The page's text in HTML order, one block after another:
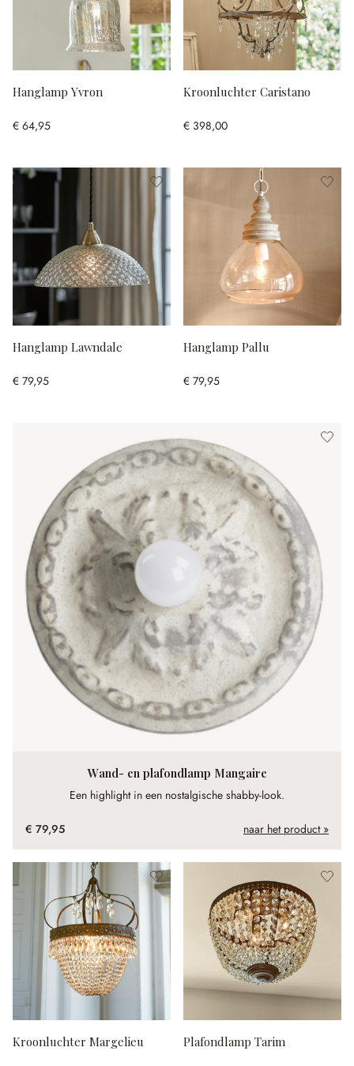
Hanglamp Yvron
€ 64,95
Kroonluchter Caristano
€ 398,00
Hanglamp Lawndale
€ 79,95
Hanglamp Pallu
€ 79,95
Wand- en plafondlamp Mangaire
Een highlight in een nostalgische shabby-look.
€ 79,95 naar het product »
Kroonluchter Margelieu Plafondlamp Tarim